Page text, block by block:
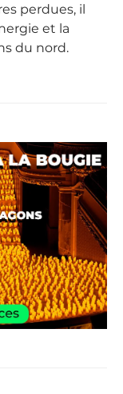
perdues, il
et la
du nord.